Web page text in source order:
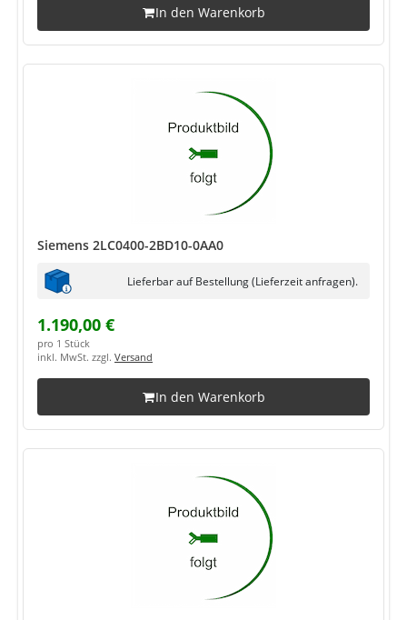
In den Warenkorb
Siemens 2LC0400-2BD10-0AA0
Lieferbar auf Bestellung (Lieferzeit anfragen).
1.190,00 €
pro 1 Stück
inkl. MwSt. zzgl. Versand
In den Warenkorb